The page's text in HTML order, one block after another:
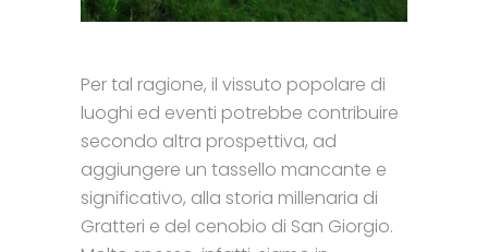
Per tal ragione, il vissuto popolare di
luoghi ed eventi potrebbe contribuire
secondo altra prospettiva, ad
aggiungere un tassello mancante e
significativo, alla storia millenaria di
Gratteri e del cenobio di San Giorgio.